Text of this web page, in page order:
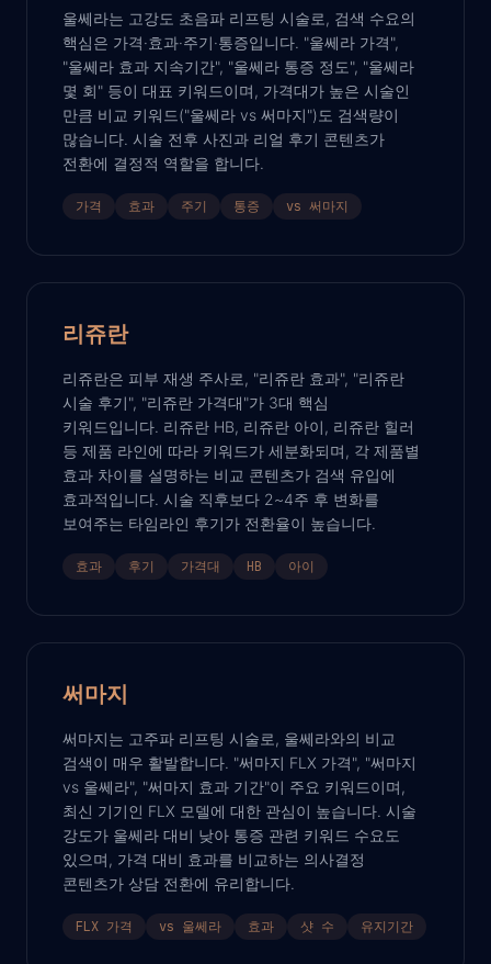
울쎄라는 고강도 초음파 리프팅 시술로, 검색 수요의
핵심은 가격·효과·주기·통증입니다. "울쎄라 가격",
"울쎄라 효과 지속기간", "울쎄라 통증 정도", "울쎄라
몇 회" 등이 대표 키워드이며, 가격대가 높은 시술인
만큼 비교 키워드("울쎄라 vs 써마지")도 검색량이
많습니다. 시술 전후 사진과 리얼 후기 콘텐츠가
전환에 결정적 역할을 합니다.
가격 효과 주기 통증 vs 써마지
리쥬란
리쥬란은 피부 재생 주사로, "리쥬란 효과", "리쥬란
시술 후기", "리쥬란 가격대"가 3대 핵심
키워드입니다. 리쥬란 HB, 리쥬란 아이, 리쥬란 힐러
등 제품 라인에 따라 키워드가 세분화되며, 각 제품별
효과 차이를 설명하는 비교 콘텐츠가 검색 유입에
효과적입니다. 시술 직후보다 2~4주 후 변화를
보여주는 타임라인 후기가 전환율이 높습니다.
효과 후기 가격대 HB 아이
써마지
써마지는 고주파 리프팅 시술로, 울쎄라와의 비교
검색이 매우 활발합니다. "써마지 FLX 가격", "써마지
vs 울쎄라", "써마지 효과 기간"이 주요 키워드이며,
최신 기기인 FLX 모델에 대한 관심이 높습니다. 시술
강도가 울쎄라 대비 낮아 통증 관련 키워드 수요도
있으며, 가격 대비 효과를 비교하는 의사결정
콘텐츠가 상담 전환에 유리합니다.
FLX 가격 vs 울쎄라 효과 샷 수 유지기간